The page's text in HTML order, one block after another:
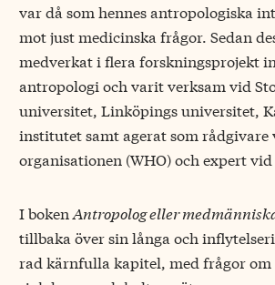
var då som hennes antropologiska
mot just medicinska frågor. Sedan
medverkat i flera forskningsprojekt
antropologi och varit verksam vid
universitet, Linköpings universitet,
institutet samt agerat som
organisationen (WHO) och expert
I bokenAntropolog eller
tillbaka över sin långa och
rad kärnfulla kapitel, med frågor om